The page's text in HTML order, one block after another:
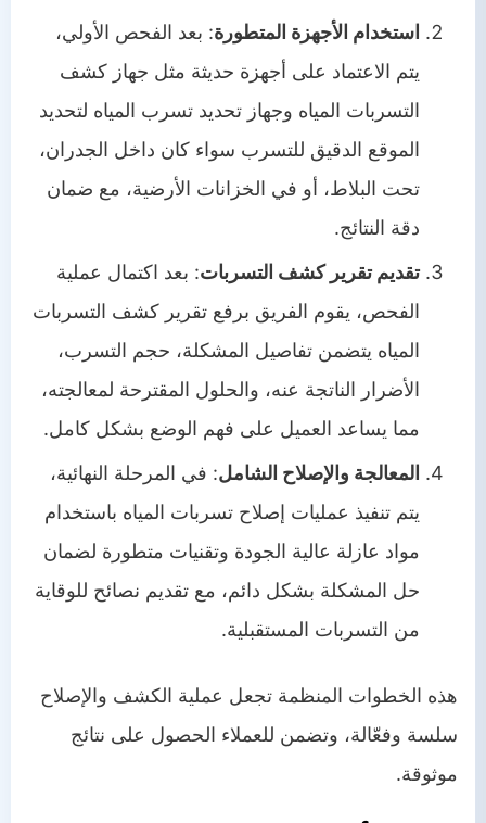
استخدام الأجهزة المتطورة: بعد الفحص الأولي،
يتم الاعتماد على أجهزة حديثة مثل جهاز كشف
التسربات المياه وجهاز تحديد تسرب المياه لتحديد
الموقع الدقيق للتسرب سواء كان داخل الجدران،
تحت البلاط، أو في الخزانات الأرضية، مع ضمان
دقة النتائج.
تقديم تقرير كشف التسربات: بعد اكتمال عملية
الفحص، يقوم الفريق برفع تقرير كشف التسربات
المياه يتضمن تفاصيل المشكلة، حجم التسرب،
الأضرار الناتجة عنه، والحلول المقترحة لمعالجته،
مما يساعد العميل على فهم الوضع بشكل كامل.
المعالجة والإصلاح الشامل: في المرحلة النهائية،
يتم تنفيذ عمليات إصلاح تسربات المياه باستخدام
مواد عازلة عالية الجودة وتقنيات متطورة لضمان
حل المشكلة بشكل دائم، مع تقديم نصائح للوقاية
من التسربات المستقبلية.
هذه الخطوات المنظمة تجعل عملية الكشف والإصلاح
سلسة وفعّالة، وتضمن للعملاء الحصول على نتائج
موثوقة.